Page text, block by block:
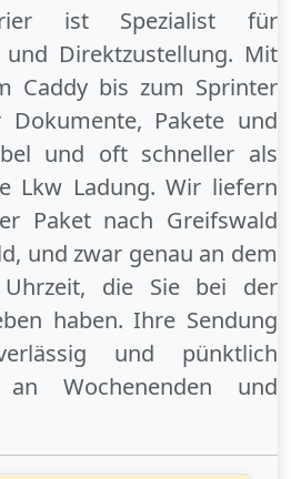
ist Spezialist für
und Direktzustellung. Mit
Caddy bis zum Sprinter
Pakete und
und oft schneller als
Lkw Ladung. Wir liefern
Paket nach Greifswald
, und zwar genau an dem
die Sie bei der
haben. Ihre Sendung
und pünktlich
an Wochenenden und